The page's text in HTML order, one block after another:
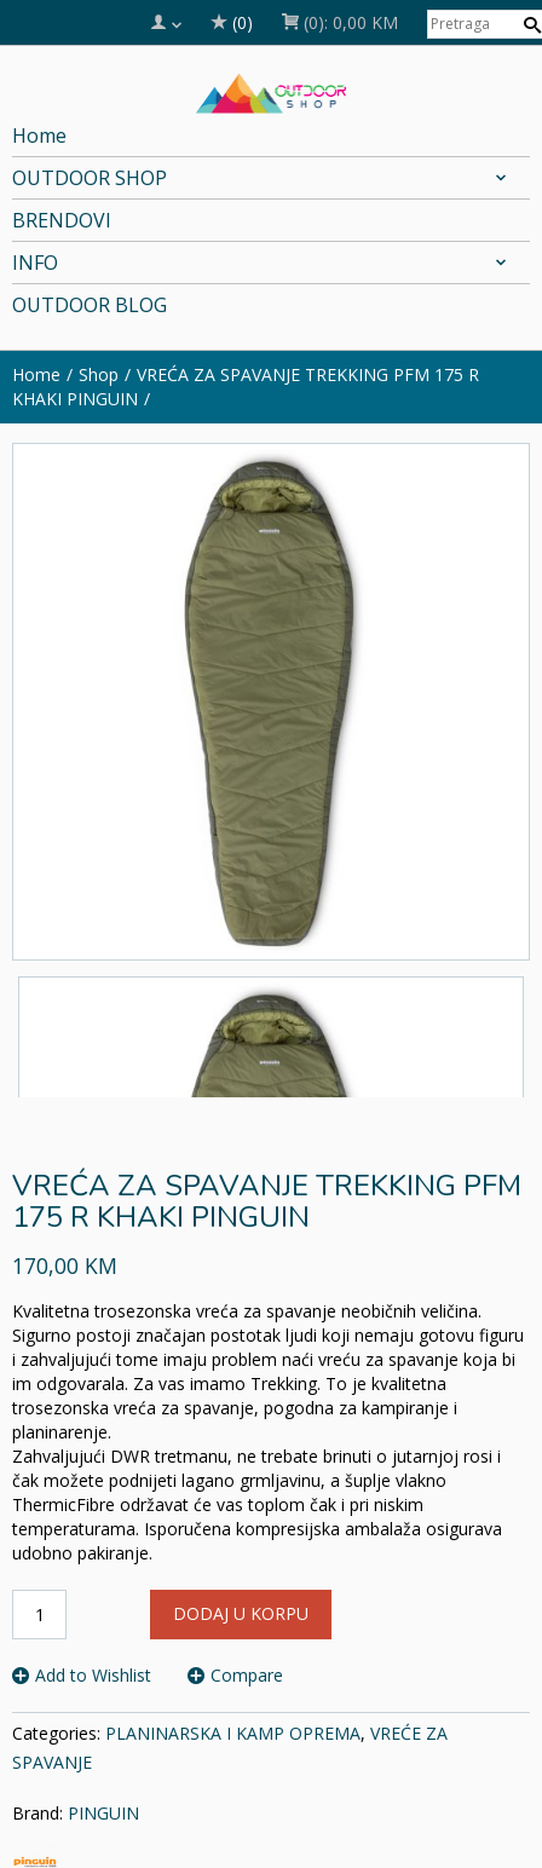
(0) (0): 0,00 KM
Home
OUTDOOR SHOP
BRENDOVI
INFO
OUTDOOR BLOG
Home Shop
VREĆA ZA SPAVANJE TREKKING PFM 175 R
KHAKI PINGUIN
VREĆA ZA SPAVANJE TREKKING PFM
175 R KHAKI PINGUIN
170,00 KM
Kvalitetna trosezonska vreća za spavanje neobičnih veličina.
Sigurno postoji značajan postotak ljudi koji nemaju gotovu figuru
i zahvaljujući tome imaju problem naći vreću za spavanje koja bi
im odgovarala. Za vas imamo Trekking. To je kvalitetna
trosezonska vreća za spavanje, pogodna za kampiranje i
planinarenje.
Zahvaljujući DWR tretmanu, ne trebate brinuti o jutarnjoj rosi i
čak možete podnijeti lagano grmljavinu, a šuplje vlakno
ThermicFibre održavat će vas toplom čak i pri niskim
temperaturama. Isporučena kompresijska ambalaža osigurava
udobno pakiranje.
TREKKING
175
R
KHAKI
količina
DODAJ U KORPU
Add to Wishlist Compare
Categories: PLANINARSKA I KAMP OPREMA, VREĆE ZA
SPAVANJE
Brand: PINGUIN